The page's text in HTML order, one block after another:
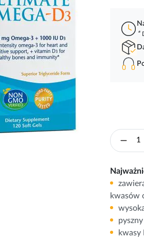
*
kwasów
kwasy